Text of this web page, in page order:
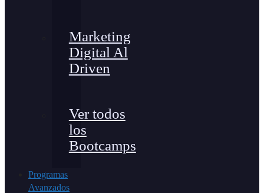
Marketing
Digital Al
Driven
Ver todos
los
Bootcamps
Programas
Avanzados